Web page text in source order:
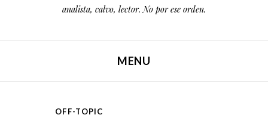
analista, calvo, lector. No por ese orden.
MENU
OFF-TOPIC